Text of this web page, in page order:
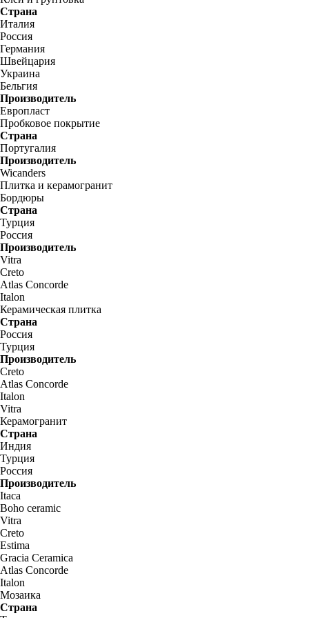
Страна
Италия
Россия
Германия
Швейцария
Украина
Бельгия
Производитель
Европласт
Пробковое покрытие
Страна
Португалия
Производитель
Wicanders
Плитка и керамогранит
Бордюры
Страна
Турция
Россия
Производитель
Vitra
Creto
Atlas Concorde
Italon
Керамическая плитка
Страна
Россия
Турция
Производитель
Creto
Atlas Concorde
Italon
Vitra
Керамогранит
Страна
Индия
Турция
Россия
Производитель
Itaca
Boho ceramic
Vitra
Creto
Estima
Gracia Ceramica
Atlas Concorde
Italon
Мозаика
Страна